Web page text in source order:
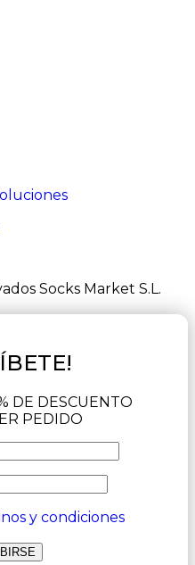
Socks Market S.L.
DE DESCUENTO
PEDIDO
y condiciones